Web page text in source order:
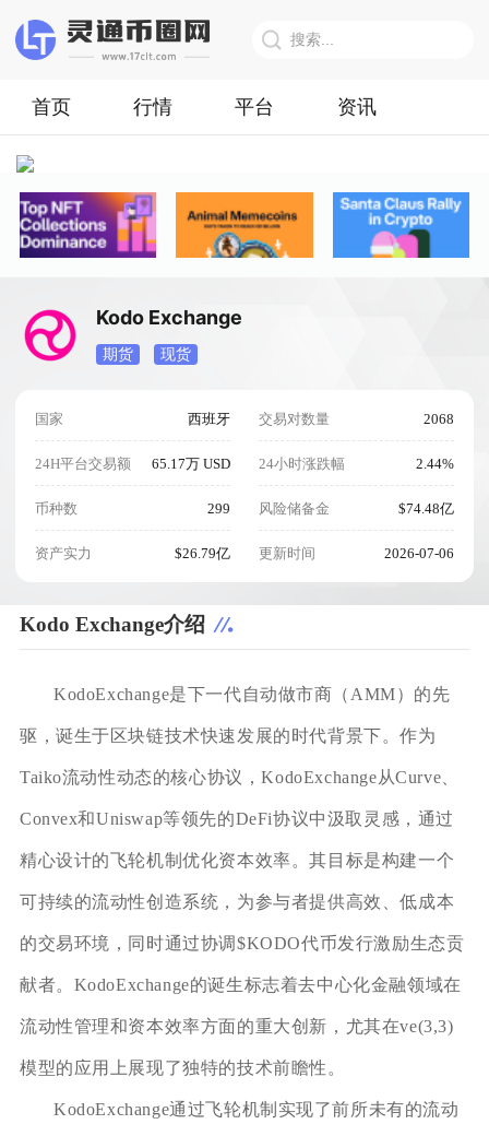
首页 行情 平台 资讯
Kodo Exchange
期货 现货
国家 西班牙
24H平台交易额 65.17万 USD
币种数 299
资产实力 $26.79亿
交易对数量 2068
24小时涨跌幅 2.44%
风险储备金 $74.48亿
更新时间 2026-07-06
Kodo Exchange介绍
KodoExchange是下一代自动做市商（AMM）的先
驱，诞生于区块链技术快速发展的时代背景下。作为
Taiko流动性动态的核心协议，KodoExchange从Curve、
Convex和Uniswap等领先的DeFi协议中汲取灵感，通过
精心设计的飞轮机制优化资本效率。其目标是构建一个
可持续的流动性创造系统，为参与者提供高效、低成本
的交易环境，同时通过协调$KODO代币发行激励生态贡
献者。KodoExchange的诞生标志着去中心化金融领域在
流动性管理和资本效率方面的重大创新，尤其在ve(3,3)
模型的应用上展现了独特的技术前瞻性。
KodoExchange通过飞轮机制实现了前所未有的流动